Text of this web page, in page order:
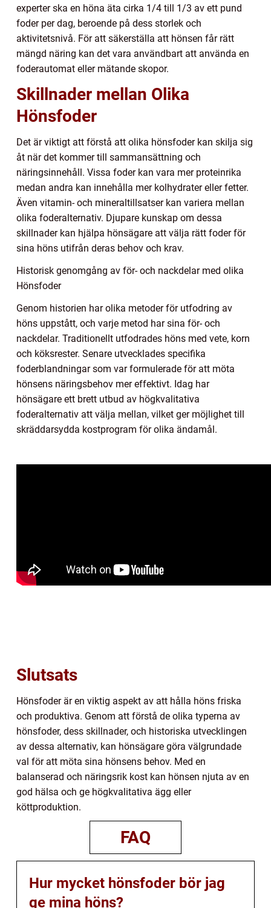
experter ska en höna äta cirka 1/4 till 1/3 av ett pund
foder per dag, beroende på dess storlek och
aktivitetsnivå. För att säkerställa att hönsen får rätt
mängd näring kan det vara användbart att använda en
foderautomat eller mätande skopor.
Skillnader mellan Olika
Hönsfoder
Det är viktigt att förstå att olika hönsfoder kan skilja sig
åt när det kommer till sammansättning och
näringsinnehåll. Vissa foder kan vara mer proteinrika
medan andra kan innehålla mer kolhydrater eller fetter.
Även vitamin- och mineraltillsatser kan variera mellan
olika foderalternativ. Djupare kunskap om dessa
skillnader kan hjälpa hönsägare att välja rätt foder för
sina höns utifrån deras behov och krav.
Historisk genomgång av för- och nackdelar med olika
Hönsfoder
Genom historien har olika metoder för utfodring av
höns uppstått, och varje metod har sina för- och
nackdelar. Traditionellt utfodrades höns med vete, korn
och köksrester. Senare utvecklades specifika
foderblandningar som var formulerade för att möta
hönsens näringsbehov mer effektivt. Idag har
hönsägare ett brett utbud av högkvalitativa
foderalternativ att välja mellan, vilket ger möjlighet till
skräddarsydda kostprogram för olika ändamål.
Slutsats
Hönsfoder är en viktig aspekt av att hålla höns friska
och produktiva. Genom att förstå de olika typerna av
hönsfoder, dess skillnader, och historiska utvecklingen
av dessa alternativ, kan hönsägare göra välgrundade
val för att möta sina hönsens behov. Med en
balanserad och näringsrik kost kan hönsen njuta av en
god hälsa och ge högkvalitativa ägg eller
köttproduktion.
FAQ
Hur mycket hönsfoder bör jag
ge mina höns?